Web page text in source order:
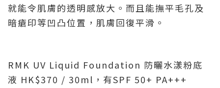
就能令肌膚的透明感放大。而且能撫平毛孔及
暗瘡印等凹凸位置，肌膚回復平滑。
RMK UV Liquid Foundation 防曬水漾粉底
液 HK$370 / 30ml，有SPF 50+ PA+++